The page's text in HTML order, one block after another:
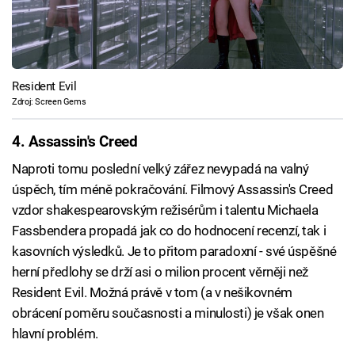
Resident Evil
Zdroj: Screen Gems
4. Assassin's Creed
Naproti tomu poslední velký zářez nevypadá na valný
úspěch, tím méně pokračování. Filmový Assassin's Creed
vzdor shakespearovským režisérům i talentu Michaela
Fassbendera propadá jak co do hodnocení recenzí, tak i
kasovních výsledků. Je to přitom paradoxní - své úspěšné
herní předlohy se drží asi o milion procent věrněji než
Resident Evil. Možná právě v tom (a v nešikovném
obrácení poměru současnosti a minulosti) je však onen
hlavní problém.